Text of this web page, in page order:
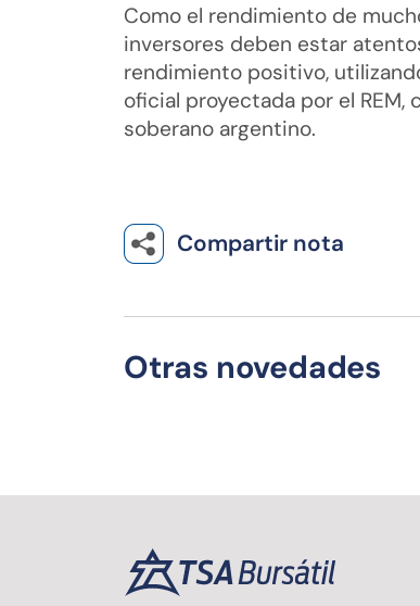
Como el rendimiento de
inversores deben estar
rendimiento positivo,
oficial proyectada por el
soberano argentino.
Compartir nota
Otras novedades